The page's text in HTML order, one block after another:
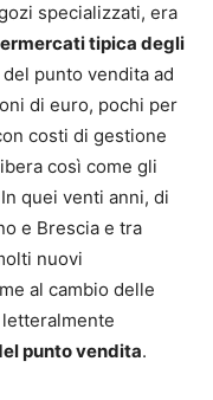
specializzati, era
tipica degli
punto vendita ad
di euro, pochi per
costi di gestione
così come gli
quei venti anni, di
e Brescia e tra
nuovi
al cambio delle
punto vendita.